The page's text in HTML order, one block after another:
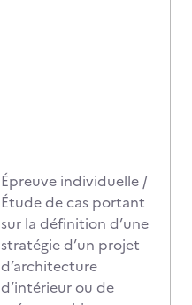
Épreuve individuelle /
Étude de cas portant
sur la définition d’une
stratégie d’un projet
d’architecture
d’intérieur ou de